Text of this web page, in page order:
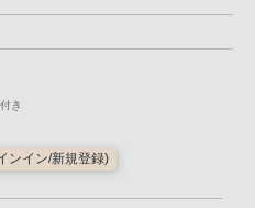
付き
ンイン/新規登録)